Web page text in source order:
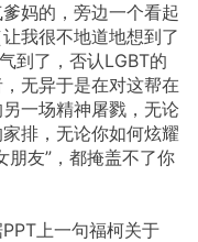
妈的，旁边一个看起
我很不地道地想到了
到了，否认LGBT的
无异于是在对这帮在
一场精神屠戮，无论
排，无论你如何炫耀
朋友”，都掩盖不了你
上一句福柯关于